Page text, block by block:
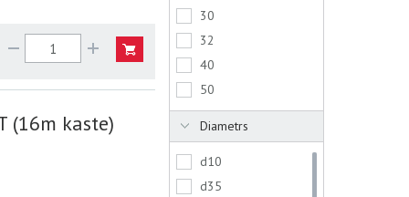
30
32
40
50
Diametrs
d10
d35
(16m kaste)